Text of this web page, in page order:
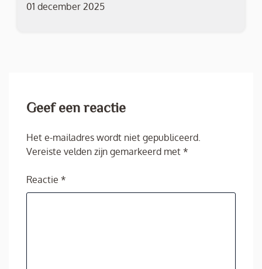
01 december 2025
Geef een reactie
Het e-mailadres wordt niet gepubliceerd.
Vereiste velden zijn gemarkeerd met *
Reactie *